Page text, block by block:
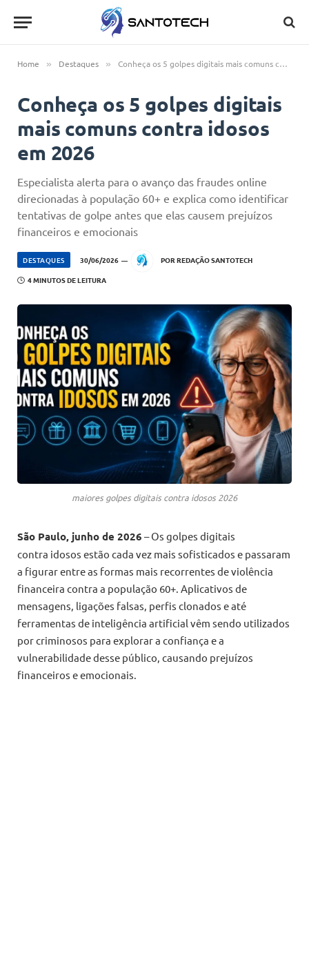
Home » Destaques » Conheça os 5 golpes digitais mais comuns contra idosos em 2026
Conheça os 5 golpes digitais
mais comuns contra idosos
em 2026
Especialista alerta para o avanço das fraudes online
direcionadas à população 60+ e explica como identificar
tentativas de golpe antes que elas causem prejuízos
financeiros e emocionais
DESTAQUES 30/06/2026 POR REDAÇÃO SANTOTECH
4 MINUTOS DE LEITURA
maiores golpes digitais contra idosos 2026
São Paulo, junho de 2026 – Os golpes digitais
contra idosos estão cada vez mais sofisticados e passaram
a figurar entre as formas mais recorrentes de violência
financeira contra a população 60+. Aplicativos de
mensagens, ligações falsas, perfis clonados e até
ferramentas de inteligência artificial vêm sendo utilizados
por criminosos para explorar a confiança e a
vulnerabilidade desse público, causando prejuízos
financeiros e emocionais.